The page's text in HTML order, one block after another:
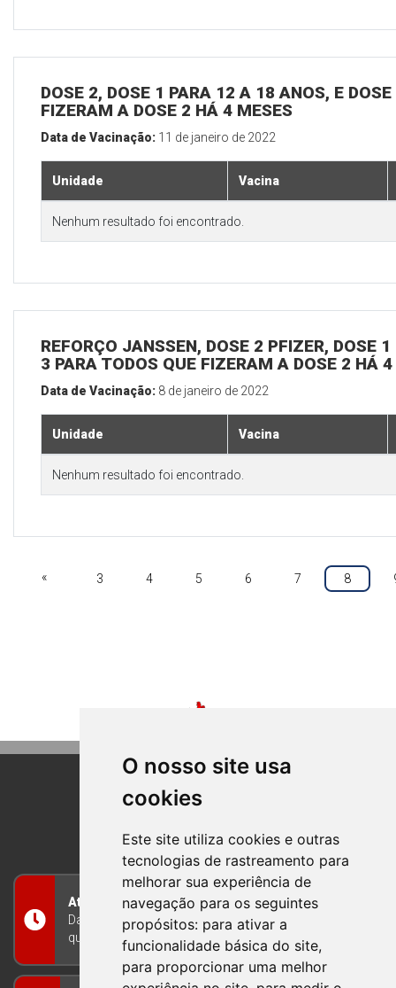
O nosso site usa
cookies
Este site utiliza cookies e outras
tecnologias de rastreamento para
melhorar sua experiência de
navegação para os seguintes
propósitos: para ativar a
funcionalidade básica do site,
para proporcionar uma melhor
DOSE 2, DOSE 1 PARA 12 A 18 ANOS, E
FIZERAM A DOSE 2 HÁ 4 MESES
Data de Vacinação: 11 de janeiro de 2022
Unidade Vacina
Nenhum resultado foi encontrado.
REFORÇO JANSSEN, DOSE 2 PFIZER, DOSE
3 PARA TODOS QUE FIZERAM A DOSE 2 HÁ
Data de Vacinação: 8 de janeiro de 2022
Unidade Vacina
Nenhum resultado foi encontrado.
« 3 4 5 6 7 8
BOM PRINCIPIO
RIO GRANDE DO SUL
Atendimento
Das 8h às 12h e das 13h às 17h30, de segunda a
quinta-feira, e nas sextas-feiras das 7h às 13h